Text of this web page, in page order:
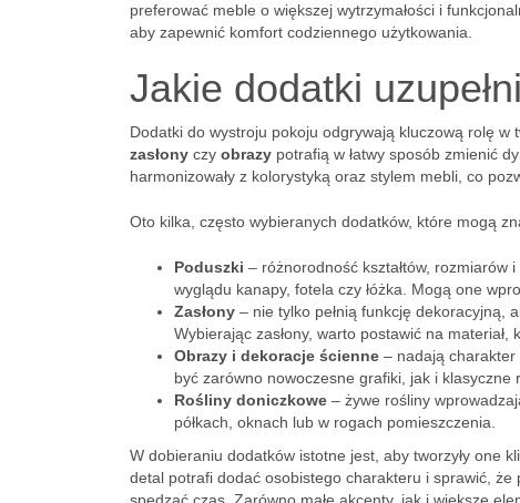
preferować meble o większej wytrzymałości i
aby zapewnić komfort codziennego użytkowania.
Jakie dodatki
Dodatki do wystroju pokoju odgrywają kluczową rolę
zasłony czy obrazy potrafią w łatwy sposób zmienić
harmonizowały z kolorystyką oraz stylem mebli, co
Oto kilka, często wybieranych dodatków, które mogą
Poduszki – różnorodność kształtów,
wyglądu kanapy, fotela czy łóżka. Mogą one
Zasłony – nie tylko pełnią funkcję dekoracyjną,
Wybierając zasłony, warto postawić na
Obrazy i dekoracje ścienne – nadają
być zarówno nowoczesne grafiki, jak i klasyczne
Rośliny doniczkowe – żywe rośliny
półkach, oknach lub w rogach pomieszczenia.
W dobieraniu dodatków istotne jest, aby tworzyły one
detal potrafi dodać osobistego charakteru i sprawić,